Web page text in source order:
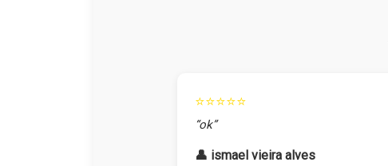
⭐⭐⭐⭐⭐
“ok”
👤 ismael vieira alves